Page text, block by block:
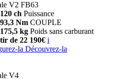
V2 FB63
120 ch Puissance
93,3 Nm COUPLE
175,5 kg Poids sans carburant
de 22 190€ i
la Découvrez-la
V4